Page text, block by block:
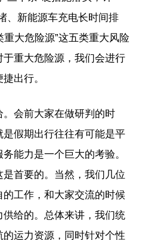
、新能源车充电长时间排
大危险源”这五类重大风险
重大危险源，我们会进行
出行。
会前大家在做研判的时
假期出行往往有可能是平
能力是一个巨大的考验。
首要的。当然，我们几位
工作，和大家交流的时候
给的。总体来讲，我们统
运力资源，同时针对个性